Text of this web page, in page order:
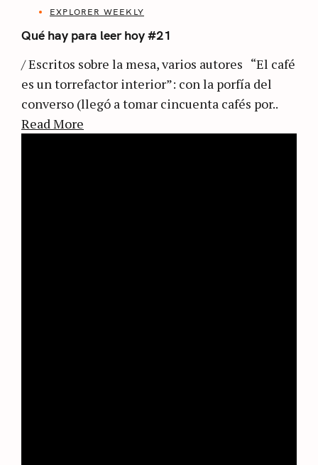
EXPLORER WEEKLY
Qué hay para leer hoy #21
/ Escritos sobre la mesa, varios autores “El café
es un torrefactor interior”: con la porfía del
converso (llegó a tomar cincuenta cafés por..
Read More